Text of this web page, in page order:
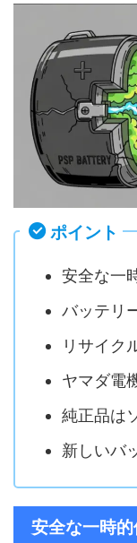
ポイント
安全な一
バッテリ
リサイク
ヤマダ電
純正品は
新しいバ
安全な一時